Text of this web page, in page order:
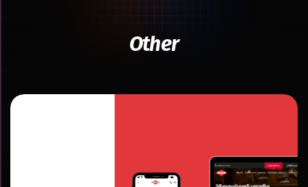
Other